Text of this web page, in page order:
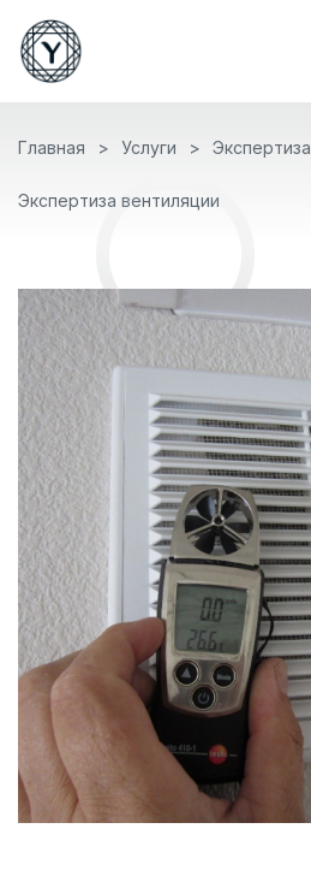
Главная Услуги Экспертиза
Экспертиза вентиляции